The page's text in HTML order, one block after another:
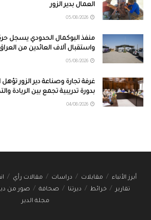
العمال بدير الزور
منفذ البوكمال الحدودي يسجل
واستقبال آلاف العائدين من
غرفة تجارة وصناعة دير الزور
بدورة تدريبية تجمع بين الريادة
أبرز الأنباء مقابلات دراسات مقالات رأي
تقارير
خرائط ديرتنا صحافة صور من
مجلة الدير